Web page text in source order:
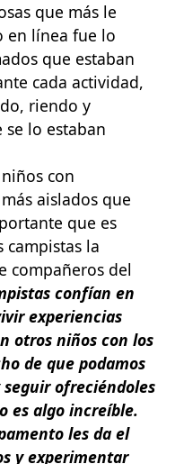
que más le
en línea fue lo
que estaban
cada actividad,
riendo y
lo estaban
con
aislados que
que es
la
compañeros del
confían en
experiencias
otros niños con los
de que podamos
ofreciéndoles
es algo increíble.
les da el
y experimentar